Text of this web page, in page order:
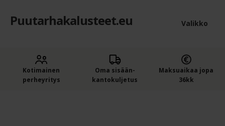
Siirry
Siirry
Puutarhakalusteet.eu Valikko
Puutarhakalusteet
Kotimainen
perheyritys
Oma sisään­
kantokuljetus
Maksuaikaa jopa
36kk